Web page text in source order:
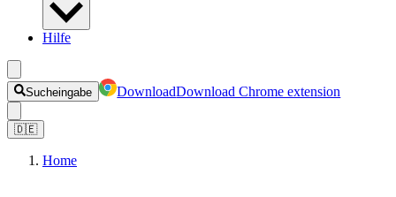
Hilfe
Sucheingabe DownloadDownload Chrome extension
🇩🇪
Home